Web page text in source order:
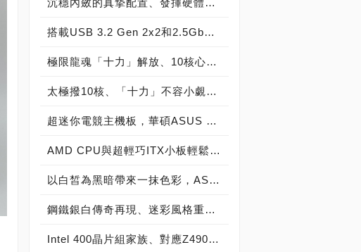
沉穩內斂的真摯配置、發揮硬體效能的最佳助手，MSI MPG Z590 GAMING PLUS開箱
搭載USB 3.2 Gen 2x2和2.5GbE LAN、入門玩家最佳選擇，MSI MAG Z490 TOMAHAWK主機板開箱
極限龍魂「十力」解放、10核心沒在怕！MSI Z490 ACE主機板開箱評測
太極撥10核、「十力」不容小覷，ASRock Z490 TAICHI主機板效能測試
超迷你電競主機板，華碩ASUS Z170I PRO GAMING實測開箱！
AMD CPU與超輕巧ITX小板輕鬆配：華碩 ROG STRIX B450-I GAMING ft. Ryzen 3 3300X
以白皙為黑暗帶來一抹色彩，ASUS Prime Z490-A主機板開箱
鋼鐵銀白傳奇再現、迷彩風格重返，ASRock Z490 Steel Legend主機板開箱
Intel 400晶片組家族、對應Z490主機板型號全都露，搭配10代Comet Lake-S處理器必備